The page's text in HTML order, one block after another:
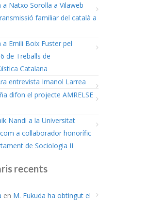
a Natxo Sorolla a Vilaweb
familiar del català a
a Emili Boix Fuster pel
de Treballs de
Catalana
entrevista Imanol Larrea
difon el projecte AMRELSE
Nandi a la Universitat
a col·laborador honorífic
de Sociologia II
recents
en M. Fukuda ha obtingut el